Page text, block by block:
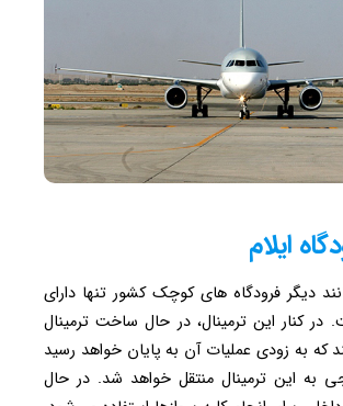
ایلام
دیگر فرودگاه های کوچک کشور تنها دارای
در کنار این ترمینال، در حال ساخت ترمینال
که به زودی عملیات آن به پایان خواهد رسید
به این ترمینال منتقل خواهد شد. در حال